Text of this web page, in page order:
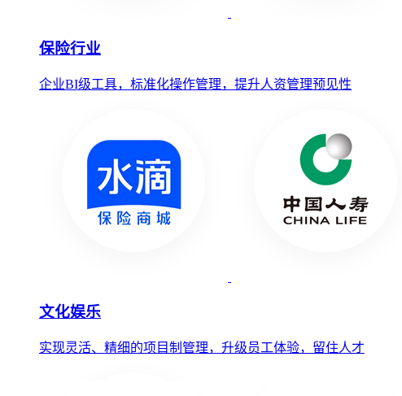
保险行业
企业BI级工具，标准化操作管理，提升人资管理预见性
文化娱乐
实现灵活、精细的项目制管理，升级员工体验，留住人才